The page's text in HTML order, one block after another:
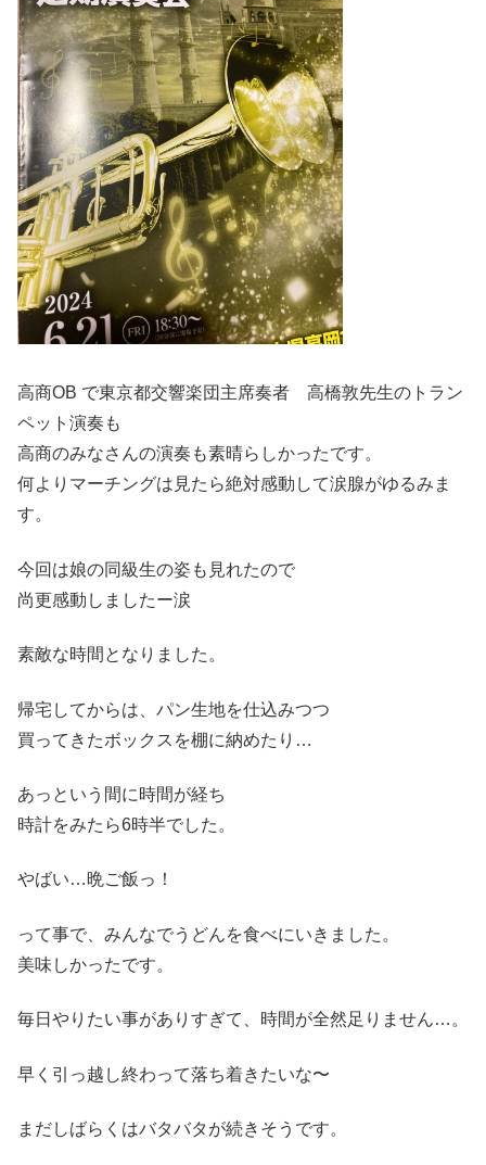
高商OB で東京都交響楽団主席奏者 高橋敦先生のトラン
ペット演奏も
高商のみなさんの演奏も素晴らしかったです。
何よりマーチングは見たら絶対感動して涙腺がゆるみま
す。
今回は娘の同級生の姿も見れたので
尚更感動しましたー涙
素敵な時間となりました。
帰宅してからは、パン生地を仕込みつつ
買ってきたボックスを棚に納めたり…
あっという間に時間が経ち
時計をみたら6時半でした。
やばい…晩ご飯っ！
って事で、みんなでうどんを食べにいきました。
美味しかったです。
毎日やりたい事がありすぎて、時間が全然足りません…。
早く引っ越し終わって落ち着きたいな〜
まだしばらくはバタバタが続きそうです。